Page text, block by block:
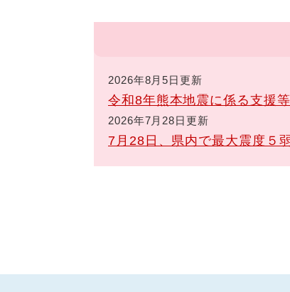
2026年8月5日更新
令和8年熊本地震に係る支援
2026年7月28日更新
7月28日、県内で最大震度５